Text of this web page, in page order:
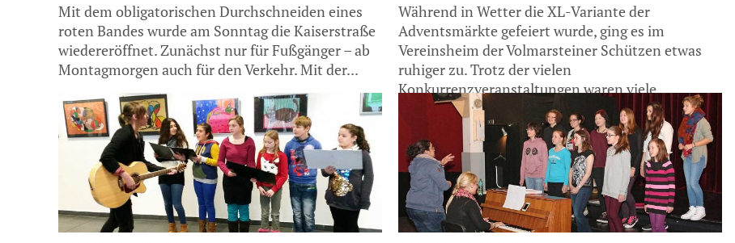
Mit dem obligatorischen Durchschneiden eines
roten Bandes wurde am Sonntag die Kaiserstraße
wiedereröffnet. Zunächst nur für Fußgänger – ab
Montagmorgen auch für den Verkehr. Mit der...
Während in Wetter die XL-Variante der
Adventsmärkte gefeiert wurde, ging es im
Vereinsheim der Volmarsteiner Schützen etwas
ruhiger zu. Trotz der vielen
Konkurrenzveranstaltungen waren viele
Besucher...